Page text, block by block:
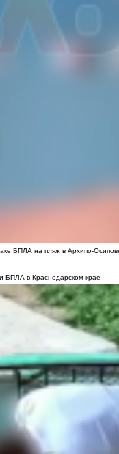
БПЛА на пляж в Архипо-
БПЛА в Краснодарском крае